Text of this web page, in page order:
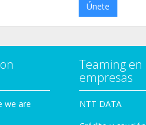
Únete
we are
Teaming en
empresas
NTT DATA